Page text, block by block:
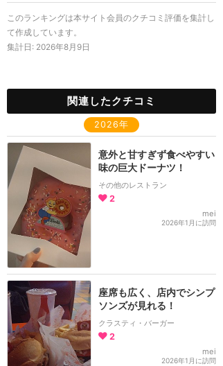
このランキングは本サイト会員のクチコミ評価を集計し
て作成しています。
集計日: 2026年8月9日
関連したクチコミ
2026年
意外と甘すぎず食べやすい
味の巨大ドーナツ！
その他のレストラン
2
mei
2026年1月に訪問
座席も広く、店内でシンプ
ソンズが見れる！
クラスティ・バーガー
2
mei
2026年1月に訪問